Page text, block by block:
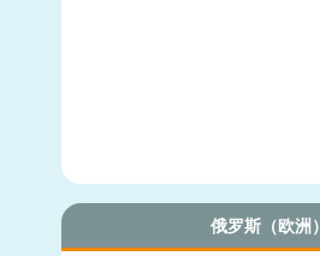
俄罗斯（欧洲）